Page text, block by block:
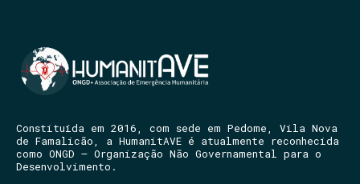
Constituída em 2016, com sede em Pedome, Vila Nova
de Famalicão, a HumanitAVE é atualmente reconhecida
como ONGD – Organização Não Governamental para o
Desenvolvimento.